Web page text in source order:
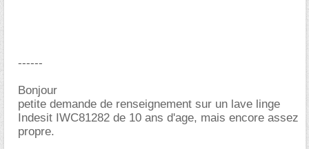
------
Bonjour
petite demande de renseignement sur un lave linge
Indesit IWC81282 de 10 ans d'age, mais encore assez
propre.